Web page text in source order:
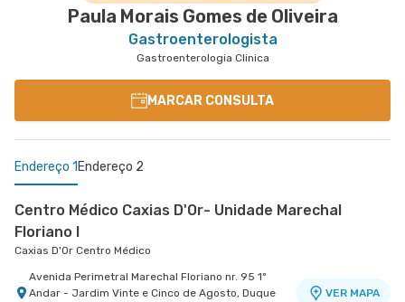
Paula Morais Gomes de Oliveira
Gastroenterologista
Gastroenterologia Clinica
MARCAR CONSULTA
Endereço 1 Endereço 2
Centro Médico Caxias D'Or- Unidade Marechal
Floriano I
Caxias D'Or Centro Médico
Avenida Perimetral Marechal Floriano nr. 95 1º
Andar - Jardim Vinte e Cinco de Agosto, Duque
VER MAPA